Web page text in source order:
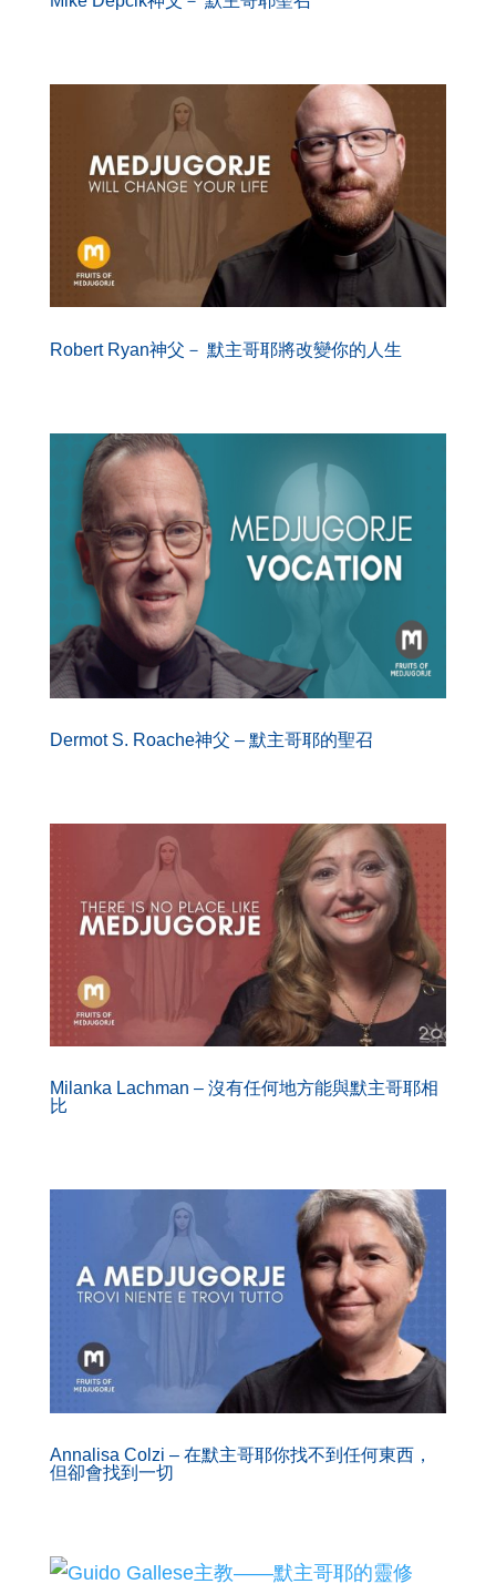
Robert Ryan神父－ 默主哥耶將改變你的人生
Dermot S. Roache神父 – 默主哥耶的聖召
Milanka Lachman – 沒有任何地方能與默主哥耶相
比
Annalisa Colzi – 在默主哥耶你找不到任何東西，
但卻會找到一切